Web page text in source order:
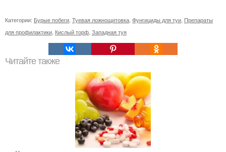
Категории: Бурые побеги Туевая ложнощитовка Фунгициды для туи Препараты
для профилактики Кислый торф Западная туя
Читайте также